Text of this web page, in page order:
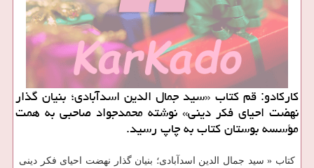
کارکادو: قم کتاب «سید جمال الدین اسدآبادی؛ بنیان گذار
نهضت احیای فکر دینی» نوشته محمدجواد صاحبی به همت
مؤسسه بوستان کتاب به چاپ رسید.
کتاب « سید جمال الدین اسدآبادی؛ بنیان گذار نهضت احیای فکر دینی